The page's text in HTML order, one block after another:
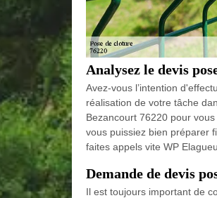
Analysez le devis
Avez-vous l’intention
réalisation de votre tâche
Bezancourt 76220 pour
vous puissiez bien préparer
faites appels vite WP
Demande de devis
Il est toujours important de